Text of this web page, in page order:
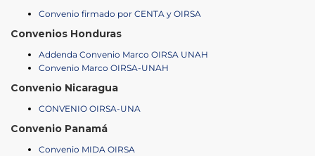
Convenio firmado por CENTA y OIRSA
Convenios Honduras
Addenda Convenio Marco OIRSA UNAH
Convenio Marco OIRSA-UNAH
Convenio Nicaragua
CONVENIO OIRSA-UNA
Convenio Panamá
Convenio MIDA OIRSA